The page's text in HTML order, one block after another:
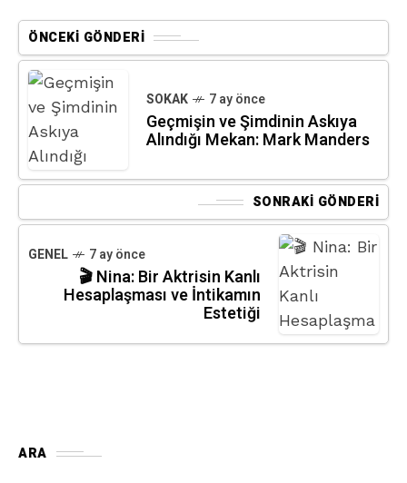
ÖNCEKI GÖNDERI
SOKAK 7 ay önce
Geçmişin ve Şimdinin Askıya
Alındığı Mekan: Mark Manders
SONRAKI GÖNDERI
GENEL 7 ay önce
🎬 Nina: Bir Aktrisin Kanlı
Hesaplaşması ve İntikamın
Estetiği
ARA